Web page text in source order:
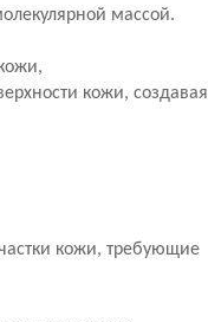
массой.
кожи, создавая
кожи, требующие